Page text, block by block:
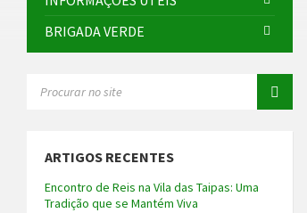
BRIGADA VERDE
ARTIGOS RECENTES
Encontro de Reis na Vila das Taipas: Uma
Tradição que se Mantém Viva